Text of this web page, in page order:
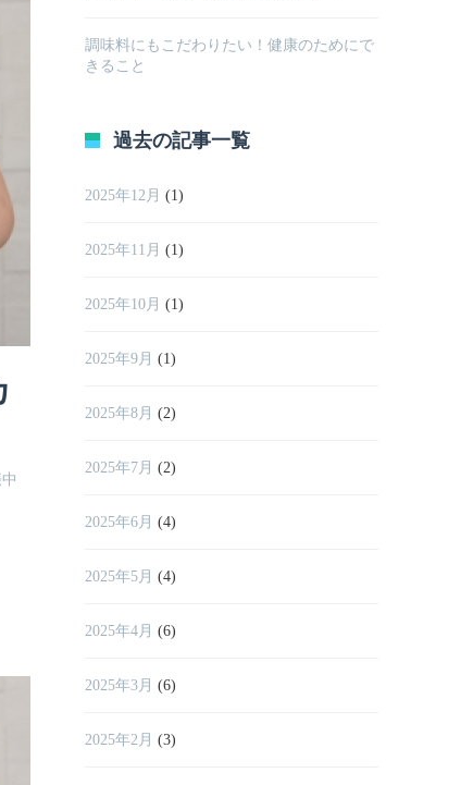
調味料にもこだわりたい！健康のためにで
きること
過去の記事一覧
2025年12月 (1)
2025年11月 (1)
2025年10月 (1)
2025年9月 (1)
2025年8月 (2)
2025年7月 (2)
2025年6月 (4)
2025年5月 (4)
2025年4月 (6)
2025年3月 (6)
2025年2月 (3)